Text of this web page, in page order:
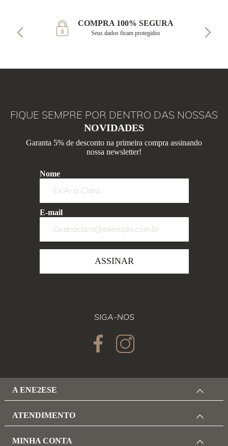
COMPRA 100% SEGURA
Seus dados ficam protegidos
FIQUE SEMPRE POR DENTRO DAS NOSSAS
NOVIDADES
Garanta 5% de desconto na primeira compra assinando
nossa newsletter!
Nome
E-mail
ASSINAR
SIGA-NOS
A ENE2ESE
ATENDIMENTO
MINHA CONTA